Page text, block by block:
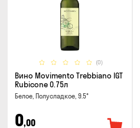
(0)
Вино Movimento Trebbiano IGT
Rubicone 0.75л
Белое, Полусладкое, 9.5°
0,00